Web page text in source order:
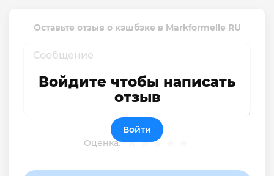
Оставьте отзыв о кэшбэке в Markformelle RU
Оценка:
Войдите чтобы написать
отзыв
Войти